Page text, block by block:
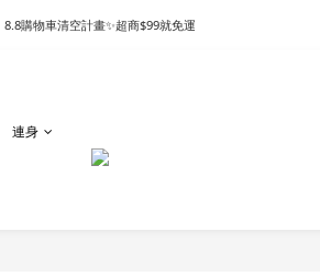
8.8購物車清空計畫✨超商$99就免運
連身